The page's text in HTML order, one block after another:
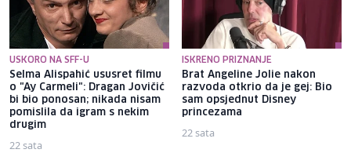
USKORO NA SFF-U
Selma Alispahić ususret filmu
o "Ay Carmeli": Dragan Jovičić
bi bio ponosan; nikada nisam
pomislila da igram s nekim
drugim
22 sata
ISKRENO PRIZNANJE
Brat Angeline Jolie nakon
razvoda otkrio da je gej: Bio
sam opsjednut Disney
princezama
22 sata